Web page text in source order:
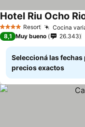
4 EstrellasResort Cocina
Hotel Riu Ocho
8,1 Muy bueno 26.343
Seleccioná las fechas
precios exactos